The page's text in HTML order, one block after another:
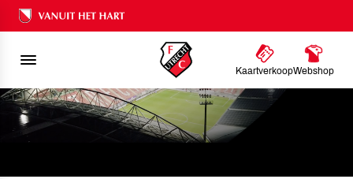
Ons nalatenschap
KaartverkoopWebshop